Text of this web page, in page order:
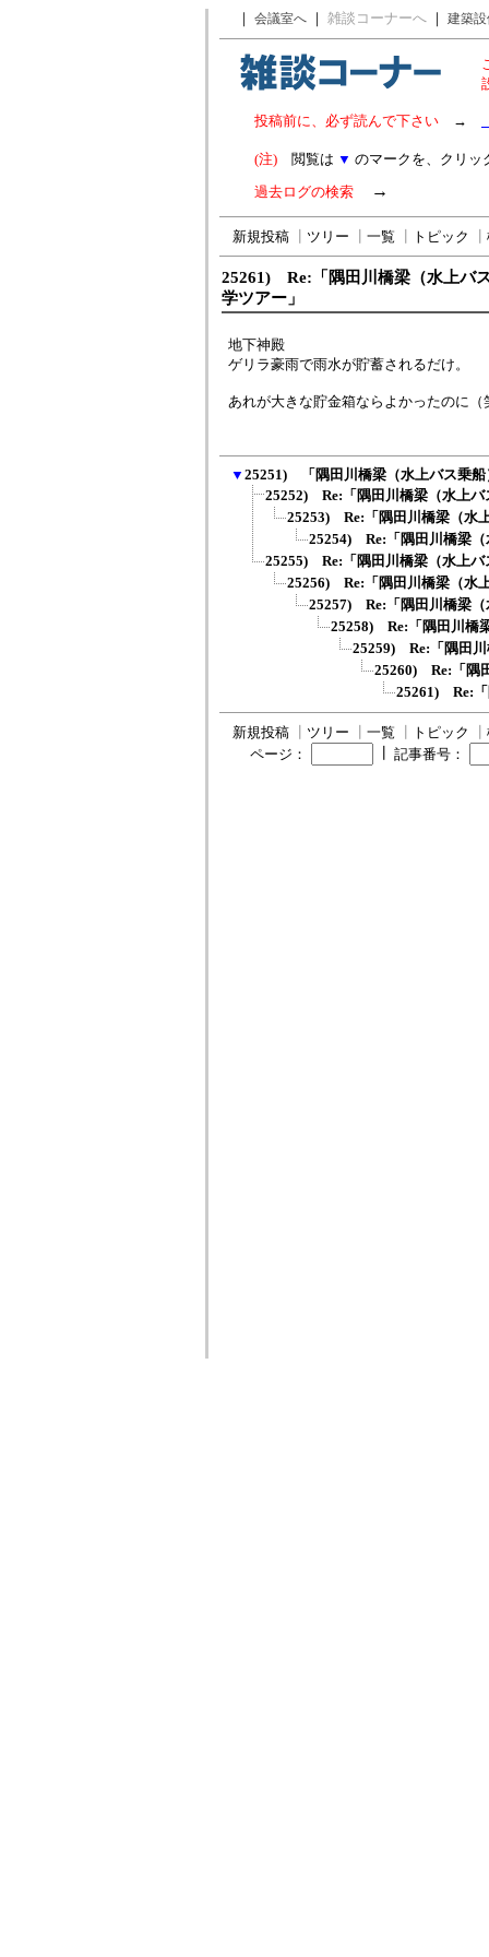
｜ 会議室へ ｜ 雑談コーナーへ ｜ 建築
投稿前に、必ず読んで下さい →
(注) 閲覧は ▼ のマークを、クリッ
過去ログの検索 →
新規投稿 ツリー 一覧 トピック
25261) Re:「隅田川橋梁（水上バ
学ツアー」
地下神殿
ゲリラ豪雨で雨水が貯蓄されるだけ。
あれが大きな貯金箱ならよかったのに（
▼ 25251) 「隅田川橋梁（水上バス乗船
25252) Re:「隅田川橋梁（水上バ
25253) Re:「隅田川橋梁（水
25254) Re:「隅田川橋梁（
25255) Re:「隅田川橋梁（水上バ
25256) Re:「隅田川橋梁（水
25257) Re:「隅田川橋梁（
25258) Re:「隅田川橋
25259) Re:「隅田川
25260) Re:「隅
25261) Re:「
新規投稿 ツリー 一覧 トピック
ページ：
記事番号：